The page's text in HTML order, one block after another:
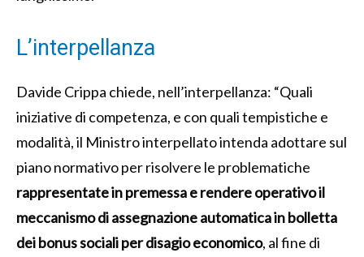
L’interpellanza
Davide Crippa chiede, nell’interpellanza: “Quali
iniziative di competenza, e con quali tempistiche e
modalità, il Ministro interpellato intenda adottare sul
piano normativo per risolvere le problematiche
rappresentate in premessa e rendere operativo il
meccanismo di assegnazione automatica in bolletta
dei bonus sociali per disagio economico, al fine di